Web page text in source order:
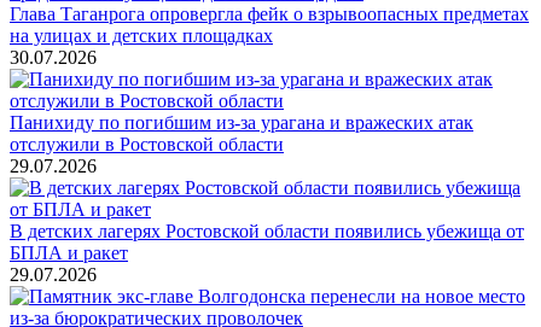
Глава Таганрога опровергла фейк о взрывоопасных предметах
на улицах и детских площадках
30.07.2026
Панихиду по погибшим из-за урагана и вражеских атак
отслужили в Ростовской области
29.07.2026
В детских лагерях Ростовской области появились убежища от
БПЛА и ракет
29.07.2026